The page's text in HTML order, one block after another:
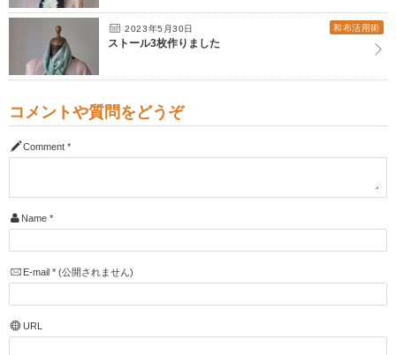
2023年5月30日 和布活用術
ストール3枚作りました
コメントや質問をどうぞ
Comment *
Name *
E-mail *(公開されません)
URL